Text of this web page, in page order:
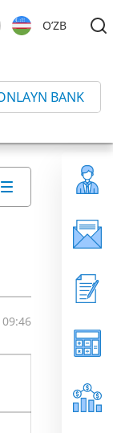
O’ZB
Yana BANK